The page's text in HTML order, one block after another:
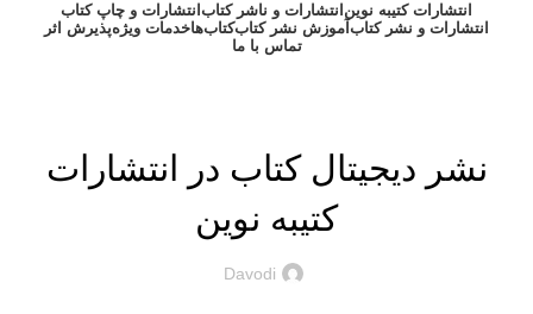
انتشارات کتیبه نوین انتشارات و ناشر کتاب انتشارات و چاپ کتاب
انتشارات و نشر کتاب آموزش نشر کتابکتاب‌هاخدمات ویژهپذیرش اثر
تماس با ما
آموزش نشر کتاب
نشر دیجیتال کتاب در انتشارات
کتیبه نوین
Davodi